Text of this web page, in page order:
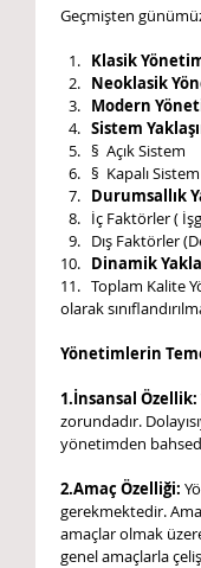
Geçmişten
Klasik
Neoklasik
Modern
Sistem
§  Açık Sistem
§  Kapalı
Durumsallık
İç Faktörler (
Dış Faktörler
Dinamik
Toplam Kalite
olarak
Yönetimlerin
1.İnsansal Özellik:
zorundadır.
yönetimden
2.Amaç Özelliği:
gerekmektedir.
amaçlar olmak
genel amaçlarla